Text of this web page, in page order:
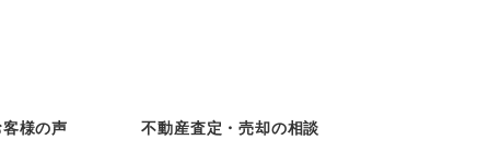
客様の声 不動産査定・売却の相談